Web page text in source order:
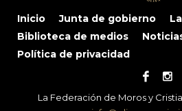
Inicio Junta de gobierno
Biblioteca de medios
Política de privacidad
La Federación de Moros y